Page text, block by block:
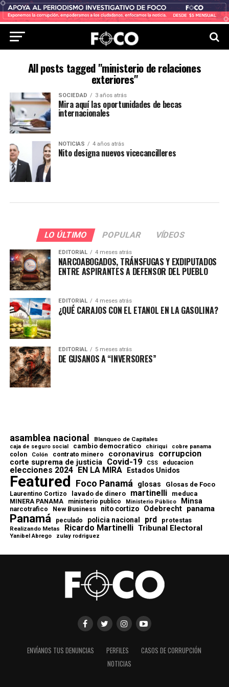
All posts tagged "ministerio de relaciones
exteriores"
SOCIEDAD 3 años atrás
Mira aquí las oportunidades de becas
internacionales
NOTICIAS 4 años atrás
Nito designa nuevos vicecancilleres
LO ÚLTIMO POPULAR VÍDEOS
EDITORIAL 4 meses atrás
NARCOABOGADOS, TRÁNSFUGAS Y EXDIPUTADOS
ENTRE ASPIRANTES A DEFENSOR DEL PUEBLO
EDITORIAL 4 meses atrás
¿QUÉ CARAJOS CON EL ETANOL EN LA GASOLINA?
EDITORIAL 5 meses atrás
DE GUSANOS A “INVERSORES”
asamblea nacional Blanqueo de Capitales
caja de seguro social cambio democratico chiriqui cobre panama
colon Colón contrato minero coronavirus corrupcion
corte suprema de justicia Covid-19 CSS educacion
elecciones 2024 EN LA MIRA Estados Unidos
Featured Foco Panamá glosas Glosas de Foco
Laurentino Cortizo lavado de dinero martinelli meduca
MINERA PANAMA ministerio publico Ministerio Público Minsa
narcotrafico New Business nito cortizo Odebrecht panama
Panamá peculado policia nacional prd protestas
Realizando Metas Ricardo Martinelli Tribunal Electoral
Yanibel Abrego zulay rodriguez
ENVÍANOS TUS DENUNCIAS PERFILES
CASOS DE CORRUPCIÓN
NOTICIAS